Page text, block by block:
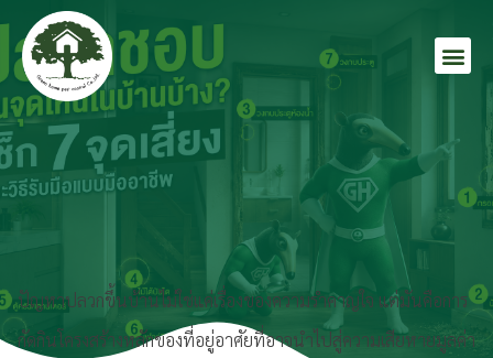
ปัญหาปลวกขึ้นบ้านไม่ใช่แค่เรื่องของความรำคาญใจ แต่มันคือการ
กัดกินโครงสร้างหลักของที่อยู่อาศัยที่อาจนำไปสู่ความเสียหายมูลค่า